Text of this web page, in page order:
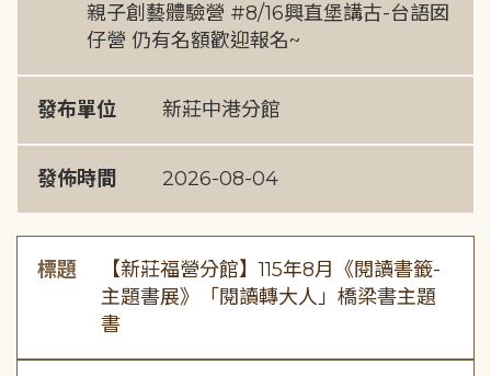
親子創藝體驗營 #8/16興直堡講古-台語囡
仔營 仍有名額歡迎報名~
發布單位 新莊中港分館
發佈時間 2026-08-04
標題
【新莊福營分館】115年8月《閱讀書籤-
主題書展》「閱讀轉大人」橋梁書主題
書